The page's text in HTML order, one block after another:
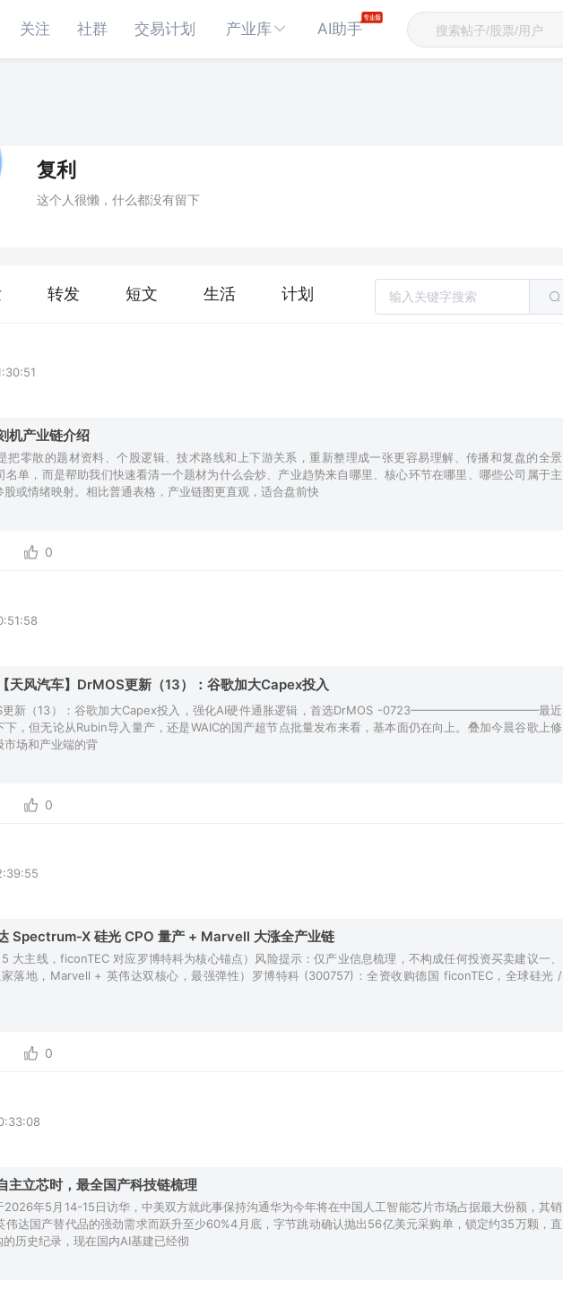
关注 社群 交易计划 产业库 AI助手
复利
这个人很懒，什么都没有留下
转发 短文 生活 计划
机产业链介绍
把零散的题材资料、个股逻辑、技术路线和上下游关系，重新整理成一张更容易理解、传播和复盘的全景
名单，而是帮助我们快速看清一个题材为什么会炒、产业趋势来自哪里、核心环节在哪里、哪些公司属于主
或情绪映射。相比普通表格，产业链图更直观，适合盘前快
0
天风汽车】DrMOS更新（13）：谷歌加大Capex投入
更新（13）：谷歌加大Capex投入，强化AI硬件通胀逻辑，首选DrMOS -0723———————————最近
下，但无论从Rubin导入量产，还是WAIC的国产超节点批量发布来看，基本面仍在向上。叠加今晨谷歌上修
场和产业端的背
0
Spectrum-X 硅光 CPO 量产 + Marvell 大涨全产业链
大主线，ficonTEC 对应罗博特科为核心锚点）风险提示：仅产业信息梳理，不构成任何投资买卖建议一、
落地，Marvell + 英伟达双核心，最强弹性）罗博特科 (300757)：全资收购德国 ficonTEC，全球硅光 /
0
主立芯时，最全国产科技链梳理
2026年5月14-15日访华，中美双方就此事保持沟通华为今年将在中国人工智能芯片市场占据最大份额，其销
伟达国产替代品的强劲需求而跃升至少60%4月底，字节跳动确认抛出56亿美元采购单，锁定约35万颗，直
历史纪录，现在国内AI基建已经彻